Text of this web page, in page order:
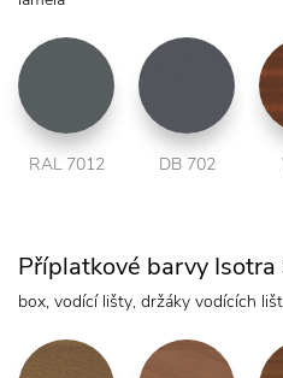
RAL 7012 DB 702
Příplatkové barvy
box, vodící lišty, držáky vodících